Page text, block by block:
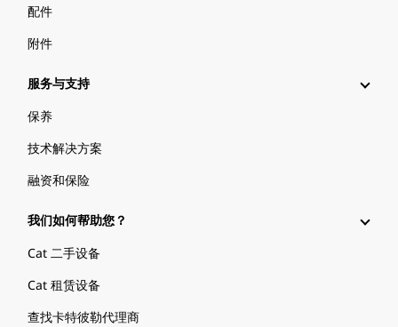
配件
附件
服务与支持
保养
技术解决方案
融资和保险
我们如何帮助您？
Cat 二手设备
Cat 租赁设备
查找卡特彼勒代理商